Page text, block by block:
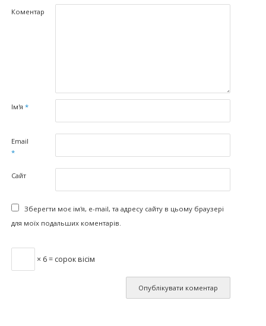
Коментар
Ім'я *
Email
*
Сайт
Зберегти моє ім'я, e-mail, та адресу сайту в цьому браузері
для моїх подальших коментарів.
× 6 = сорок вісім